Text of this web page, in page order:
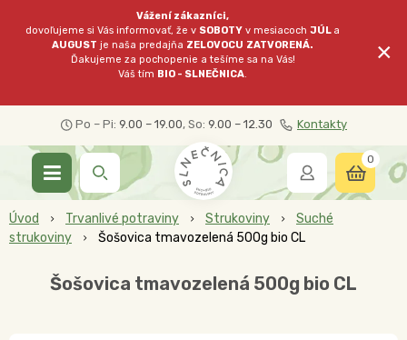
Vážení zákazníci,
dovoľujeme si Vás informovať, že v SOBOTY v mesiacochJÚL a
AUGUST je naša predajňa ZELOVOCU ZATVORENÁ.
Ďakujeme za pochopenie a tešíme sa na Vás!
Váš tím BIO - SLNEČNICA.
×
Po – Pi: 9.00 – 19.00, So: 9.00 – 12.30 Kontakty
0
Úvod Trvanlivé potraviny Strukoviny
Suché
strukoviny
Šošovica tmavozelená 500g bio CL
Šošovica tmavozelená 500g bio CL